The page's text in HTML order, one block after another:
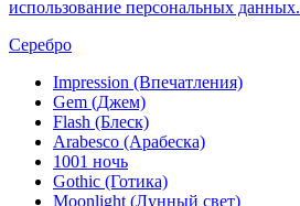
использование персональных данных.
Серебро
Impression (Впечатления)
Gem (Джем)
Flash (Блеск)
Arabesco (Арабеска)
1001 ночь
Gothic (Готика)
Moonlight (Лунный свет)